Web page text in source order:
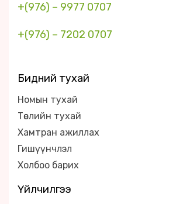
+(976) – 9977 0707
+(976) – 7202 0707
Бидний тухай
Номын тухай
Төслийн тухай
Хамтран ажиллах
Гишүүнчлэл
Холбоо барих
Үйлчилгээ